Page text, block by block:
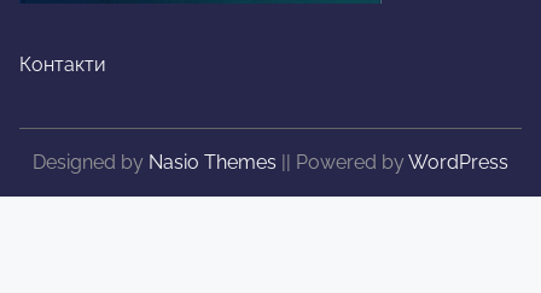
Контакти
Designed by Nasio Themes || Powered by WordPress